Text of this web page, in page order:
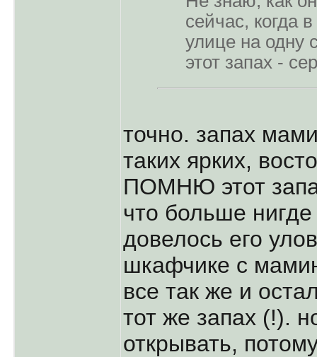
сейчас, когда
улице на одну
этот запах -
точно. запах
таких ярких,
ПОМНЮ этот
что больше
довелось его
шкафчике с
все так же и
тот же запах (!).
открывать,